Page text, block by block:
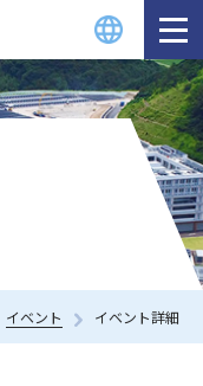
イベント イベント詳細